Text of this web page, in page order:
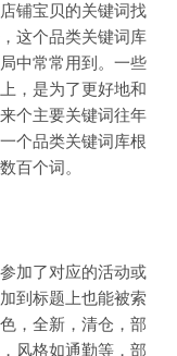
铺宝贝的关键词找
这个品类关键词库
中常常用到。一些
，是为了更好地和
个主要关键词往年
个品类关键词库根
百个词。
加了对应的活动或
到标题上也能被索
，全新，清仓，部
风格如通勤等，部